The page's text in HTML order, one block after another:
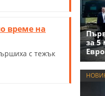
време на
с тежък
за 5